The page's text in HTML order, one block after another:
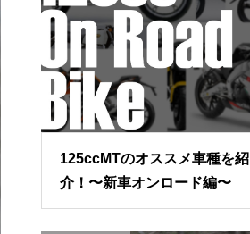
125ccMTのオススメ車種を紹
介！〜新車オンロード編〜